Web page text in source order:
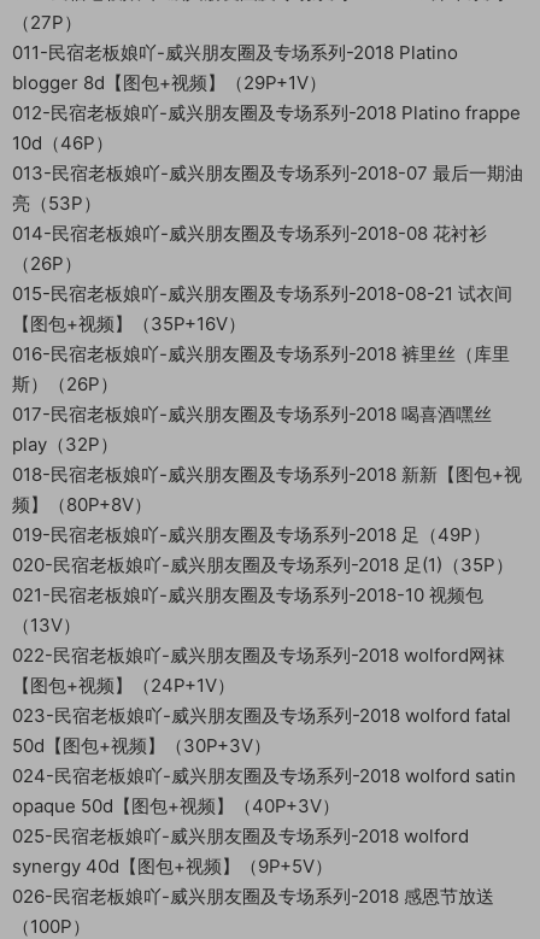
（27P）
011-民宿老板娘吖-威兴朋友圈及专场系列-2018 Platino
blogger 8d【图包+视频】（29P+1V）
012-民宿老板娘吖-威兴朋友圈及专场系列-2018 Platino frappe
10d（46P）
013-民宿老板娘吖-威兴朋友圈及专场系列-2018-07 最后一期油
亮（53P）
014-民宿老板娘吖-威兴朋友圈及专场系列-2018-08 花衬衫
（26P）
015-民宿老板娘吖-威兴朋友圈及专场系列-2018-08-21 试衣间
【图包+视频】（35P+16V）
016-民宿老板娘吖-威兴朋友圈及专场系列-2018 裤里丝（库里
斯）（26P）
017-民宿老板娘吖-威兴朋友圈及专场系列-2018 喝喜酒嘿丝
play（32P）
018-民宿老板娘吖-威兴朋友圈及专场系列-2018 新新【图包+视
频】（80P+8V）
019-民宿老板娘吖-威兴朋友圈及专场系列-2018 足（49P）
020-民宿老板娘吖-威兴朋友圈及专场系列-2018 足(1)（35P）
021-民宿老板娘吖-威兴朋友圈及专场系列-2018-10 视频包
（13V）
022-民宿老板娘吖-威兴朋友圈及专场系列-2018 wolford网袜
【图包+视频】（24P+1V）
023-民宿老板娘吖-威兴朋友圈及专场系列-2018 wolford fatal
50d【图包+视频】（30P+3V）
024-民宿老板娘吖-威兴朋友圈及专场系列-2018 wolford satin
opaque 50d【图包+视频】（40P+3V）
025-民宿老板娘吖-威兴朋友圈及专场系列-2018 wolford
synergy 40d【图包+视频】（9P+5V）
026-民宿老板娘吖-威兴朋友圈及专场系列-2018 感恩节放送
（100P）